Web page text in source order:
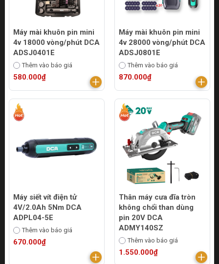
Máy mài khuôn pin mini
4v 18000 vòng/phút DCA
ADSJ0401E
Thêm vào báo giá
580.000₫
Máy mài khuôn pin mini
4v 28000 vòng/phút DCA
ADSJ0801E
Thêm vào báo giá
870.000₫
Máy siết vít điện tử
4V/2.0Ah 5Nm DCA
ADPL04-5E
Thêm vào báo giá
670.000₫
Thân máy cưa đĩa tròn
không chổi than dùng
pin 20V DCA
ADMY140SZ
Thêm vào báo giá
1.550.000₫